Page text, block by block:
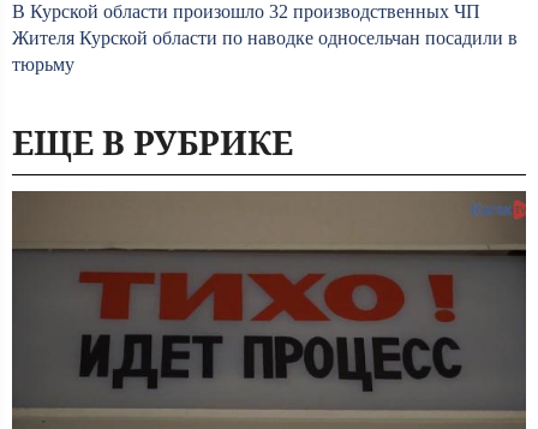
В Курской области произошло 32 производственных ЧП
Жителя Курской области по наводке односельчан посадили в
тюрьму
ЕЩЕ В РУБРИКЕ